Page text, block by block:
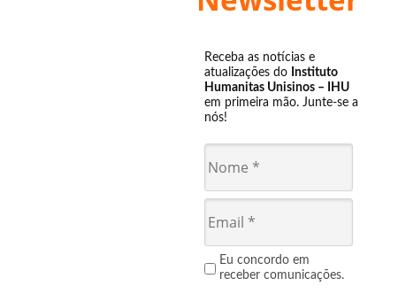
Receba as notícias e
atualizações do Instituto
Humanitas Unisinos – IHU
em primeira mão. Junte-se a
nós!
Eu concordo em
receber comunicações.